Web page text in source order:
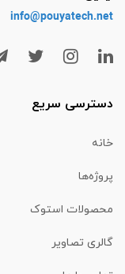
info@pouyatech.net
دسترسی سریع
خانه
پروژه‌ها
محصولات استوک
گالری تصاویر